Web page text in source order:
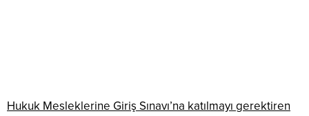
Hukuk Mesleklerine Giriş Sınavı’na katılmayı gerektiren